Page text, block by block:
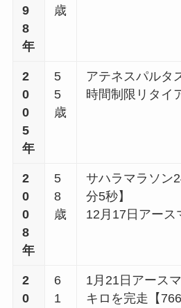
9
8
年
歳
2
0
0
5
年
5
5
歳
アテネスパルタ
時間制限リタイ
2
0
0
8
年
5
8
歳
サハラマラソン
分5秒】
12月17日アース
2
0
6
1
1月21日アース
キロを完走【766